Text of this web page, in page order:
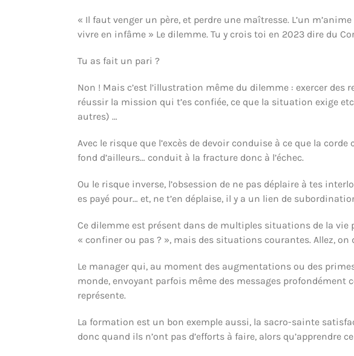
« Il faut venger un père, et perdre une maîtresse. L’un
vivre en infâme » Le dilemme. Tu y crois toi en 2023 dire du
Tu as fait un pari ?
Non ! Mais c’est l’illustration même du dilemme : exercer
réussir la mission qui t’es confiée, ce que la situation exige
autres) …
Avec le risque que l’excès de devoir conduise à ce que la
fond d’ailleurs… conduit à la fracture donc à l’échec.
Ou le risque inverse, l’obsession de ne pas déplaire à tes
es payé pour… et, ne t’en déplaise, il y a un lien de
Ce dilemme est présent dans de multiples situations de la vie
« confiner ou pas ? », mais des situations courantes. Allez, on
Le manager qui, au moment des augmentations ou des
monde, envoyant parfois même des messages
représente.
La formation est un bon exemple aussi, la sacro-sainte
donc quand ils n’ont pas d’efforts à faire, alors qu’apprendre